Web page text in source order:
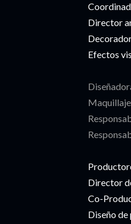
Director
Efectos
Director
Co-
Diseño